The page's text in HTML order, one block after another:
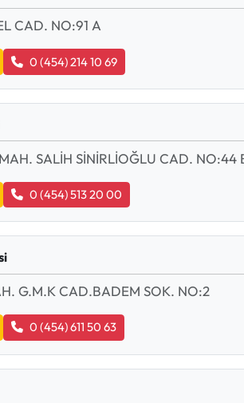
CAD. NO:91 A
0 (454) 214 10 69
SALİH SİNİRLİOĞLU CAD. NO:44
0 (454) 513 20 00
G.M.K CAD.BADEM SOK. NO:2
0 (454) 611 50 63